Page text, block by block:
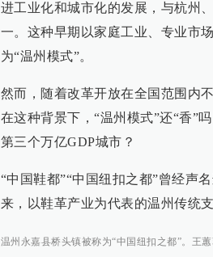
进工业化和城市化的发展，与杭州
一。这种早期以家庭工业、专业市
为“温州模式”。
然而，随着改革开放在全国范围内
在这种背景下，“温州模式”还“香”
第三个万亿GDP城市？
“中国鞋都”“中国纽扣之都”曾经声
来，以鞋革产业为代表的温州传统
温州永嘉县桥头镇被称为“中国纽扣之都”。王